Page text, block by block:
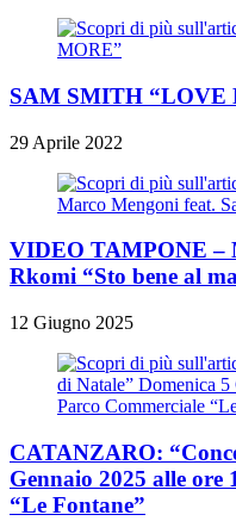
SAM SMITH “LOVE
29 Aprile 2022
VIDEO TAMPONE –
Rkomi “Sto bene al
12 Giugno 2025
CATANZARO:
Gennaio 2025 alle ore
“Le Fontane”